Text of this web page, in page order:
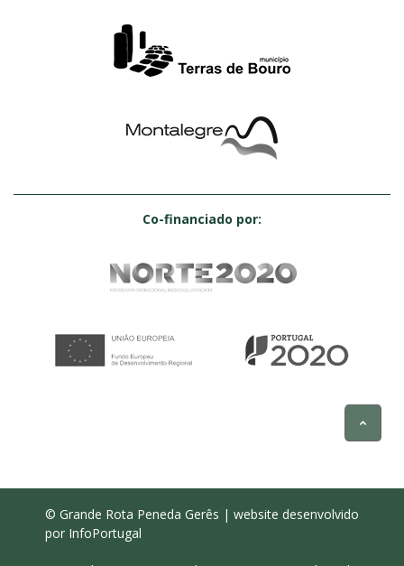
Co-financiado por:
© Grande Rota Peneda Gerês | website desenvolvido
por InfoPortugal